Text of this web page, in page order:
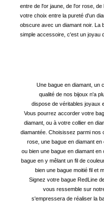
entre de l'or jaune, de l'or rose,
votre choix entre la pureté d'un
obscure avec un diamant noir. La
simple accessoire, c'est un joyau
Une bague en diamant, un
qualité de nos bijoux n'a
dispose de véritables joyaux
Vous pourrez accorder votre
diamant, ou à votre collier en
diamantée. Choisissez parmi nos
rose, une bague en diamant
ou bien une bague en diamant
bague en y mêlant un fil de
bien une bague moitié fil et
Signez votre bague RedLine
vous ressemble sur
s'empressera de réaliser la